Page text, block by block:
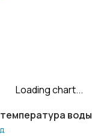
Loading chart...
воды